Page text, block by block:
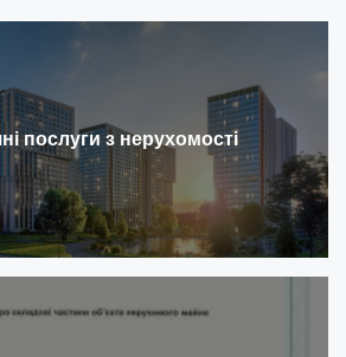
послуги з нерухомості